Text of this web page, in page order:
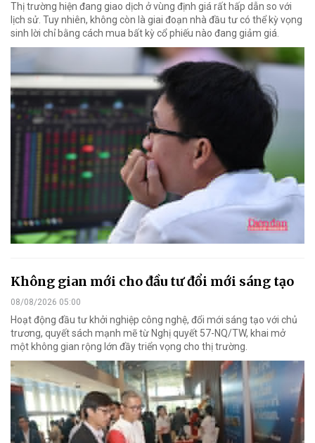
Thị trường hiện đang giao dịch ở vùng định giá rất hấp dẫn so với
lịch sử. Tuy nhiên, không còn là giai đoạn nhà đầu tư có thể kỳ vọng
sinh lời chỉ bằng cách mua bất kỳ cổ phiếu nào đang giảm giá.
Không gian mới cho đầu tư đổi mới sáng tạo
08/08/2026 05:00
Hoạt động đầu tư khởi nghiệp công nghệ, đổi mới sáng tạo với chủ
trương, quyết sách mạnh mẽ từ Nghị quyết 57-NQ/TW, khai mở
một không gian rộng lớn đầy triển vọng cho thị trường.